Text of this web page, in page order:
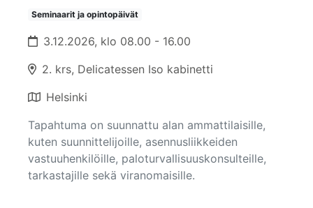
Seminaarit ja opintopäivät
3.12.2026, klo 08.00 - 16.00
2. krs, Delicatessen Iso kabinetti
Helsinki
Tapahtuma on suunnattu alan ammattilaisille,
kuten suunnittelijoille, asennusliikkeiden
vastuuhenkilöille, paloturvallisuuskonsulteille,
tarkastajille sekä viranomaisille.